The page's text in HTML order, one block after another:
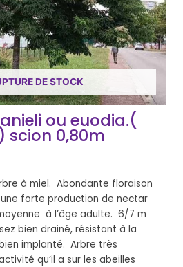
DE STOCK
ou euodia.(
scion 0,80m
à miel. Abondante floraison
forte production de nectar
à l’âge adulte. 6/7 m
bien drainé, résistant à la
implanté. Arbre très
qu’il a sur les abeilles